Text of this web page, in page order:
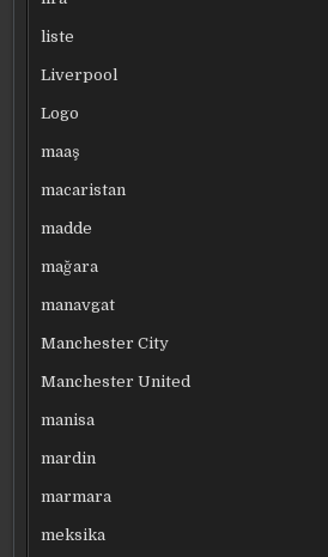
liste
Liverpool
Logo
maaş
macaristan
madde
mağara
manavgat
Manchester City
Manchester United
manisa
mardin
marmara
meksika